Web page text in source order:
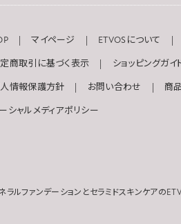
マイページ ETVOSについて
商取引に基づく表示 ショッピングガイ
情報保護方針 お問い合わせ 商
シャルメディアポリシー
ラルファンデーションとセラミドスキンケアの